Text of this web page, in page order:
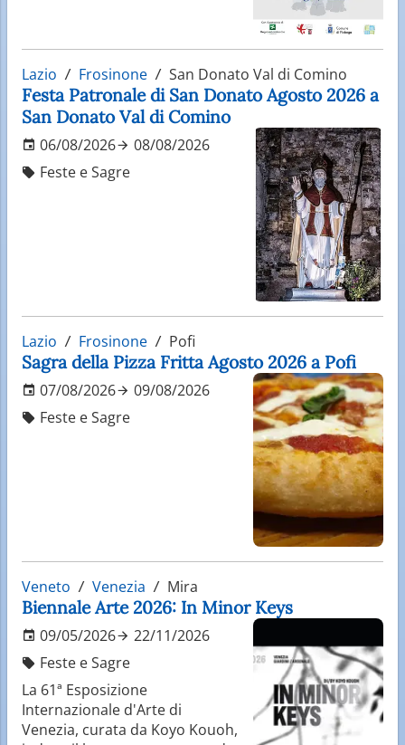
Lazio Frosinone San Donato Val di Comino
Festa Patronale di San Donato Agosto 2026 a
San Donato Val di Comino
06/08/2026
08/08/2026
Feste e Sagre
Lazio Frosinone Pofi
Sagra della Pizza Fritta Agosto 2026 a Pofi
07/08/2026
09/08/2026
Feste e Sagre
Veneto Venezia Mira
Biennale Arte 2026: In Minor Keys
09/05/2026
22/11/2026
Feste e Sagre
La 61ª Esposizione
Internazionale d'Arte di
Venezia, curata da Koyo Kouoh,